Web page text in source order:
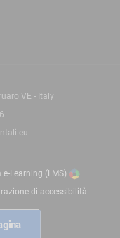
VE - Italy
Learning (LMS)
di accessibilità